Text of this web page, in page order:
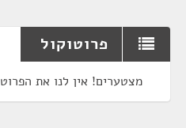
פרוטוקול
מצטערים! אין לנו את